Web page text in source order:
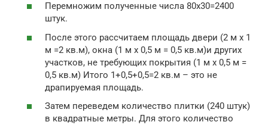
Перемножим полученные числа 80х30=2400
штук.
После этого рассчитаем площадь двери (2 м х 1
м =2 кв.м), окна (1 м х 0,5 м = 0,5 кв.м)и других
участков, не требующих покрытия (1 м х 0,5 м =
0,5 кв.м) Итого 1+0,5+0,5=2 кв.м – это не
драпируемая площадь.
Затем переведем количество плитки (240 штук)
в квадратные метры. Для этого количество